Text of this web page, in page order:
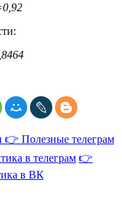
👉 Полезные телеграм
в телеграм 👉
в ВК